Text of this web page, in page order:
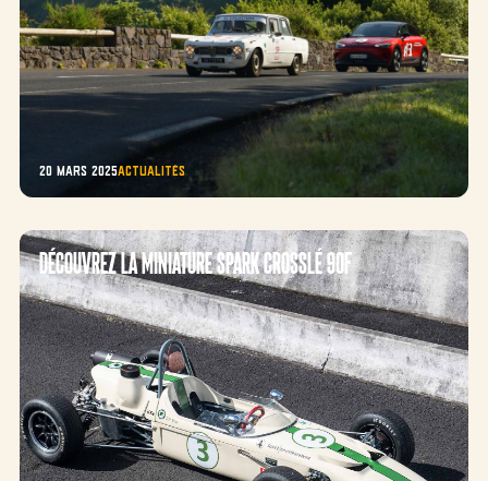
20 mars 2025Actualités
Découvrez la miniature SPARK Crosslé 90F